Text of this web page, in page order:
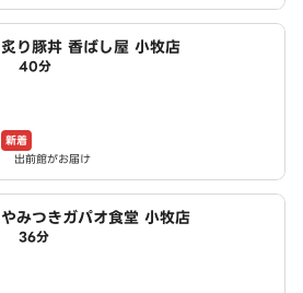
炙り豚丼 香ばし屋 小牧店
40分
新着
出前館がお届け
やみつきガパオ食堂 小牧店
36分